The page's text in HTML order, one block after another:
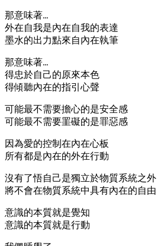
那意味著…
外在自我是內在自我的表達
墨水的出力點來自內在執筆
那意味著…
得忠於自己的原來本色
得傾聽內在的指引心聲
可能最不需要擔心的是安全感
可能最不需要罣礙的是罪惡感
因為愛的控制在內在心板
所有都是內在的外在行動
沒有了悟自己是獨立於物質系統之外
將不會在物質系統中具有內在的自由
意識的本質就是覺知
意識的本質就是行動